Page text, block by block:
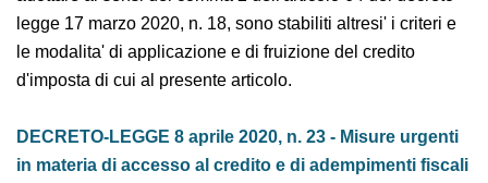
economico, di concerto on il Ministro dell'economia e
delle finanze, da adottare ai sensi del comma 2
dell'articolo 64 del decreto-legge 17 marzo 2020, n. 18,
applicazione e di fruizione del credito d'imposta di cui
al presente articolo.